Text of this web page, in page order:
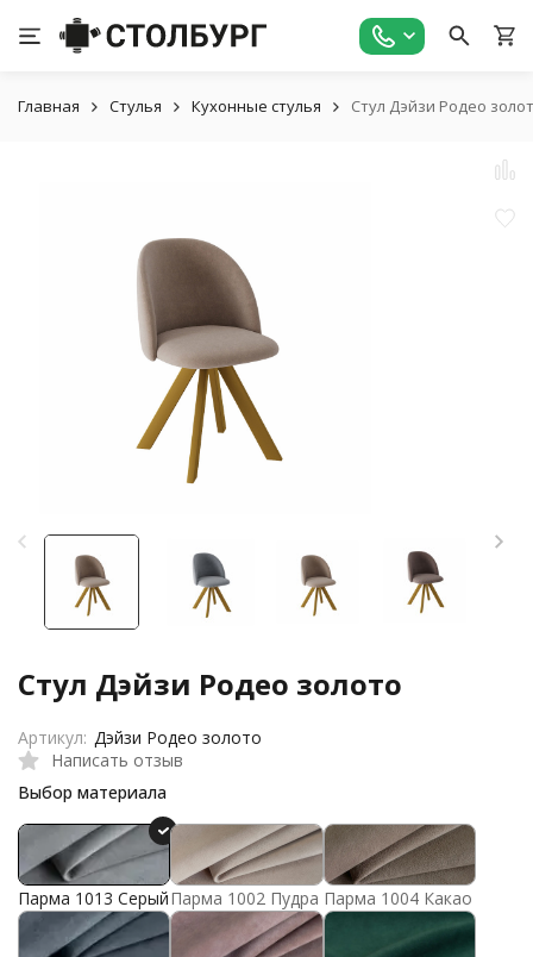
Главная Стулья Кухонные стулья Стул Дэйзи Родео
Стул Дэйзи Родео золото
Написать отзыв
Выбор материала
Парма 1013 СерыйПарма 1002 Пудра Парма 1004 Какао
Артикул: Дэйзи Родео золото